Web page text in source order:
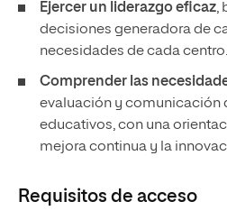
Ejercer un liderazgo eficaz,
decisiones generadora de
necesidades de cada centro.
Comprender las
evaluación y comunicación
educativos, con una
mejora continua y la
Requisitos de acceso